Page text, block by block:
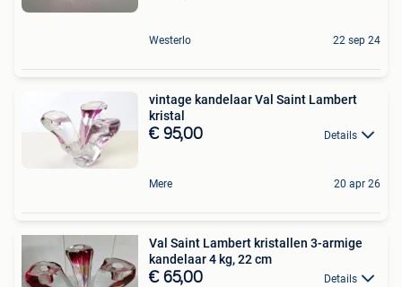
Westerlo 22 sep 24
vintage kandelaar Val Saint Lambert
kristal
€ 95,00 Details
Mere 20 apr 26
Val Saint Lambert kristallen 3-armige
kandelaar 4 kg, 22 cm
€ 65,00 Details